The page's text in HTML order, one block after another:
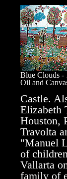
Blue Clouds -
Oil and
Castle.
Elizabeth
Houston,
Travolta
"Manuel
of
Vallarta
family of